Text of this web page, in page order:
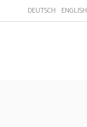
DEUTSCH ENGLISH